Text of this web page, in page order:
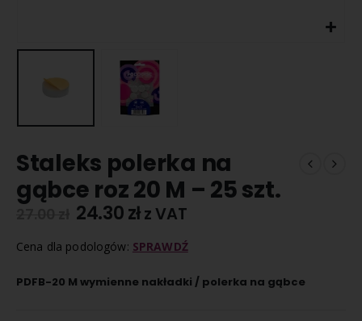
Staleks polerka na
gąbce roz 20 M – 25 szt.
24.30złz VAT
Cena dla podologów: SPRAWDŹ
PDFB-20 M wymienne nakładki / polerka na gąbce